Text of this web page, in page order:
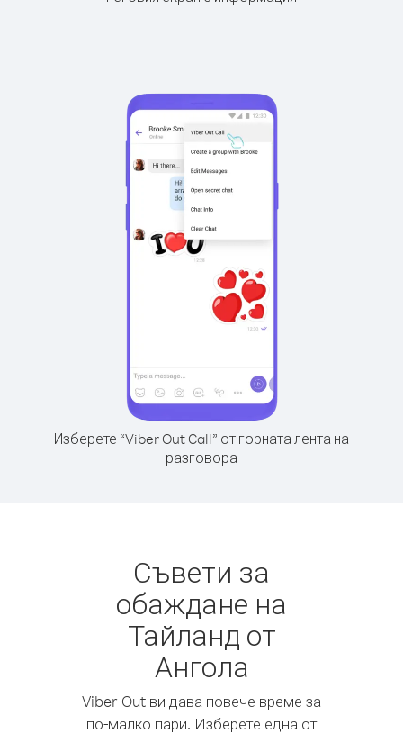
Изберете “Viber Out Call” от горната лента на
разговора
Съвети за
обаждане на
Тайланд от
Ангола
Viber Out ви дава повече време за
по-малко пари. Изберете една от